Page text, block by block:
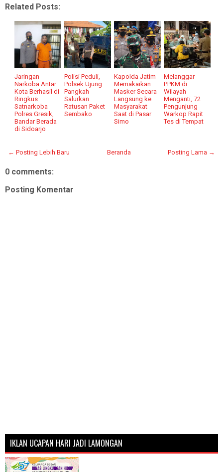
Related Posts:
Jaringan
Narkoba Antar
Kota Berhasil di
Ringkus
Satnarkoba
Polres Gresik,
Bandar Berada
di Sidoarjo
Polisi Peduli,
Polsek Ujung
Pangkah
Salurkan
Ratusan Paket
Sembako
Kapolda Jatim
Memakaikan
Masker Secara
Langsung ke
Masyarakat
Saat di Pasar
Simo
Melanggar
PPKM di
Wilayah
Menganti, 72
Pengunjung
Warkop Rapit
Tes di Tempat
← Posting Lebih Baru Posting Lama →
Beranda
0 comments:
Posting Komentar
IKLAN UCAPAN HARI JADI LAMONGAN